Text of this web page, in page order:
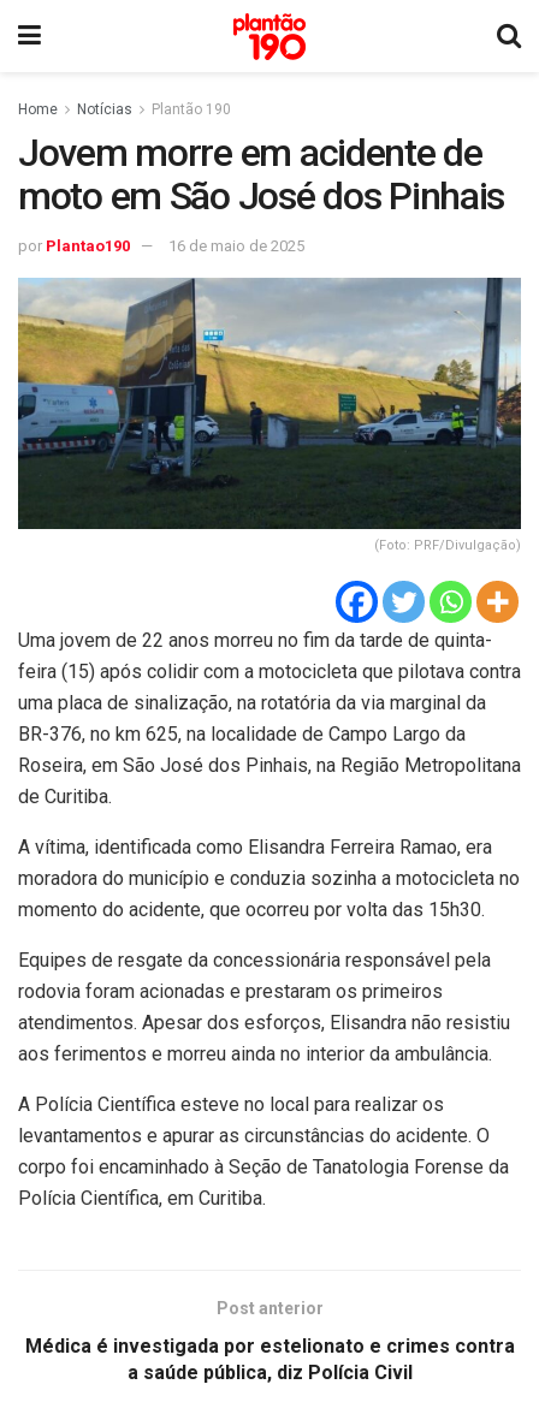
Home Notícias Plantão 190
Jovem morre em acidente de
moto em São José dos Pinhais
por Plantao190 16 de maio de 2025
(Foto: PRF/Divulgação)
Uma jovem de 22 anos morreu no fim da tarde de quinta-
feira (15) após colidir com a motocicleta que pilotava contra
uma placa de sinalização, na rotatória da via marginal da
BR-376, no km 625, na localidade de Campo Largo da
Roseira, em São José dos Pinhais, na Região Metropolitana
de Curitiba.
A vítima, identificada como Elisandra Ferreira Ramao, era
moradora do município e conduzia sozinha a motocicleta no
momento do acidente, que ocorreu por volta das 15h30.
Equipes de resgate da concessionária responsável pela
rodovia foram acionadas e prestaram os primeiros
atendimentos. Apesar dos esforços, Elisandra não resistiu
aos ferimentos e morreu ainda no interior da ambulância.
A Polícia Científica esteve no local para realizar os
levantamentos e apurar as circunstâncias do acidente. O
corpo foi encaminhado à Seção de Tanatologia Forense da
Polícia Científica, em Curitiba.
Post anterior
Médica é investigada por estelionato e crimes contra
a saúde pública, diz Polícia Civil